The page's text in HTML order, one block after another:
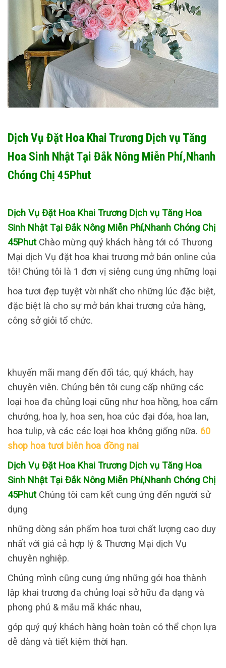
Dịch Vụ Đặt Hoa Khai Trương Dịch vụ Tăng
Hoa Sinh Nhật Tại Đắk Nông Miễn Phí,Nhanh
Chóng Chị 45Phut
Dịch Vụ Đặt Hoa Khai Trương Dịch vụ Tăng Hoa
Sinh Nhật Tại Đắk Nông Miễn Phí,Nhanh Chóng Chị
45Phut Chào mừng quý khách hàng tới có Thương
Mại dịch Vụ đặt hoa khai trương mở bán online của
tôi! Chúng tôi là 1 đơn vị siêng cung ứng những loại
hoa tươi đẹp tuyệt vời nhất cho những lúc đặc biệt,
đặc biệt là cho sự mở bán khai trương cửa hàng,
công sở giỏi tổ chức.
khuyến mãi mang đến đối tác, quý khách, hay
chuyên viên. Chúng bên tôi cung cấp những các
loại hoa đa chủng loại cũng như hoa hồng, hoa cẩm
chướng, hoa ly, hoa sen, hoa cúc đại đóa, hoa lan,
hoa tulip, và các các loại hoa không giống nữa. 60
shop hoa tươi biên hoa đồng nai
Dịch Vụ Đặt Hoa Khai Trương Dịch vụ Tăng Hoa
Sinh Nhật Tại Đắk Nông Miễn Phí,Nhanh Chóng Chị
45Phut Chúng tôi cam kết cung ứng đến người sử
dụng
những dòng sản phẩm hoa tươi chất lượng cao duy
nhất với giá cả hợp lý & Thương Mại dịch Vụ
chuyên nghiệp.
Chúng mình cũng cung ứng những gói hoa thành
lập khai trương đa chủng loại sở hữu đa dạng và
phong phú & mẫu mã khác nhau,
góp quý quý khách hàng hoàn toàn có thể chọn lựa
dễ dàng và tiết kiệm thời hạn.